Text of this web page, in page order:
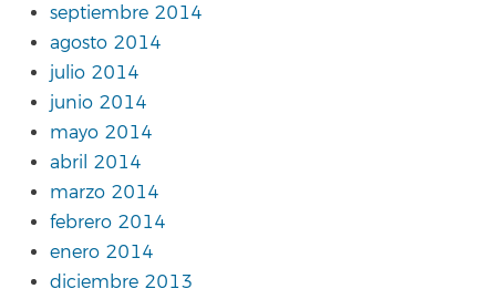
septiembre 2014
agosto 2014
julio 2014
junio 2014
mayo 2014
abril 2014
marzo 2014
febrero 2014
enero 2014
diciembre 2013